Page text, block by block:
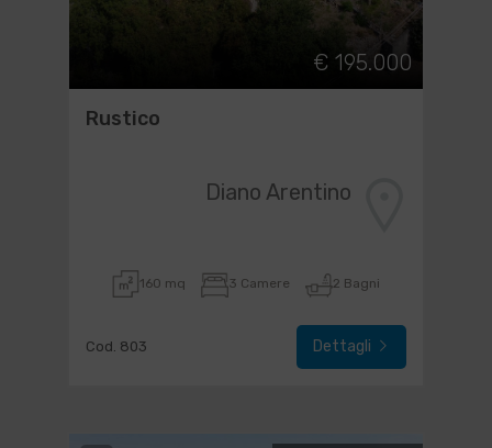
€ 195.000
Rustico
Diano Arentino
160 mq 3 Camere 2 Bagni
Cod. 803 Dettagli